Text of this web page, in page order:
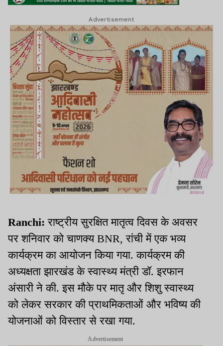
Advertisement
Ranchi: राष्ट्रीय सुरक्षित मातृत्व दिवस के अवसर
पर शनिवार को चाणक्य BNR, रांची में एक भव्य
कार्यक्रम का आयोजन किया गया. कार्यक्रम की
अध्यक्षता झारखंड के स्वास्थ्य मंत्री डॉ. इरफान
अंसारी ने की. इस मौके पर मातृ और शिशु स्वास्थ्य
को लेकर सरकार की प्राथमिकताओं और भविष्य की
योजनाओं को विस्तार से रखा गया.
Advertisement